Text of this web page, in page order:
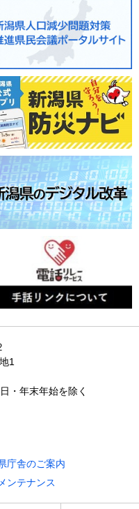
1
・年末年始を除く
庁舎のご案内
メンテナンス